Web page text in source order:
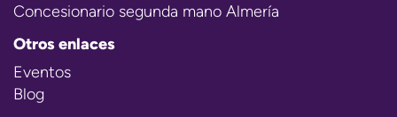
Concesionario segunda mano Almería
Otros enlaces
Eventos
Blog